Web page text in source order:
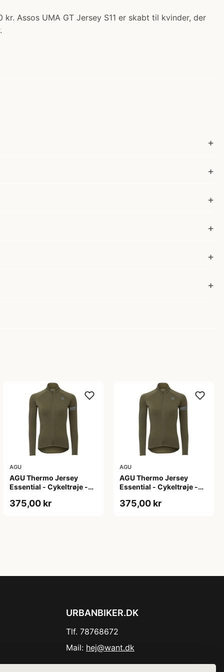
Assos UMA GT Jersey S11 er skabt til kvinder, der
AGU
AGU Thermo Jersey
Essential - Cykeltrøje -
XL
375,00 kr
AGU
AGU Thermo Jersey
Essential - Cykeltrøje -
XXL
375,00 kr
URBANBIKER.DK
Tlf. 78768672
Mail: hej@want.dk